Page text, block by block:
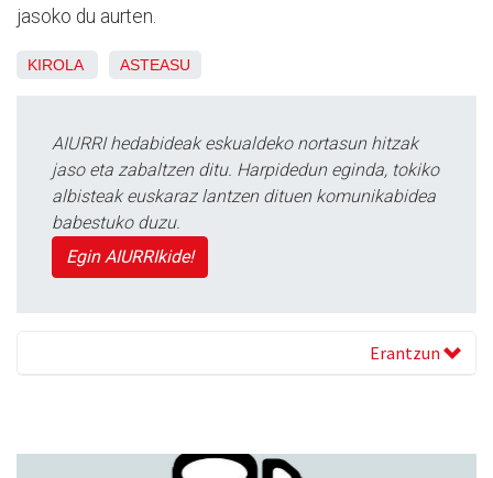
jasoko du aurten.
KIROLA ASTEASU
AIURRI hedabideak eskualdeko nortasun hitzak
jaso eta zabaltzen ditu. Harpidedun eginda, tokiko
albisteak euskaraz lantzen dituen komunikabidea
babestuko duzu.
Egin AIURRIkide!
Erantzun